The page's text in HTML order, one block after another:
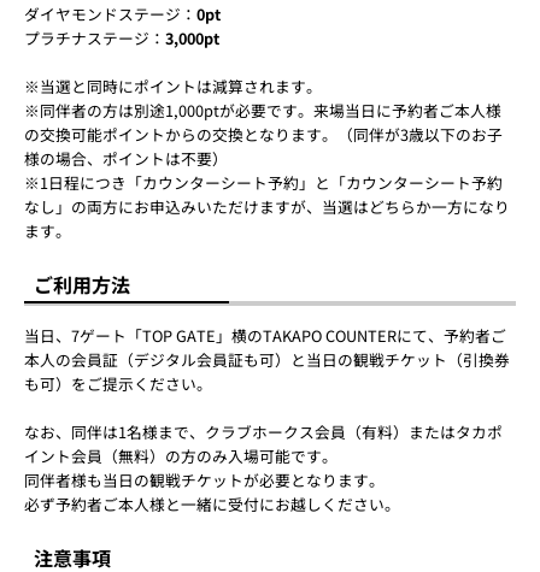
ダイヤモンドステージ： 0pt
プラチナステージ： 3,000pt
※当選と同時にポイントは減算されます。
※同伴者の方は別途1,000ptが必要です。来場当日に予約者ご本人様
の交換可能ポイントからの交換となります。（同伴が3歳以下のお子
様の場合、ポイントは不要）
※1日程につき「カウンターシート予約」と「カウンターシート予約
なし」の両方にお申込みいただけますが、当選はどちらか一方になり
ます。
ご利用方法
当日、7ゲート「TOP GATE」横のTAKAPO COUNTERにて、予約者ご
本人の会員証（デジタル会員証も可）と当日の観戦チケット（引換券
も可）をご提示ください。
なお、同伴は1名様まで、クラブホークス会員（有料）またはタカポ
イント会員（無料）の方のみ入場可能です。
同伴者様も当日の観戦チケットが必要となります。
必ず予約者ご本人様と一緒に受付にお越しください。
注意事項